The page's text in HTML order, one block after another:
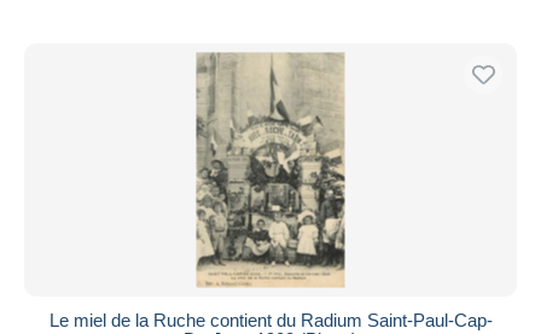
Le miel de la Ruche contient du Radium Saint-Paul-Cap-